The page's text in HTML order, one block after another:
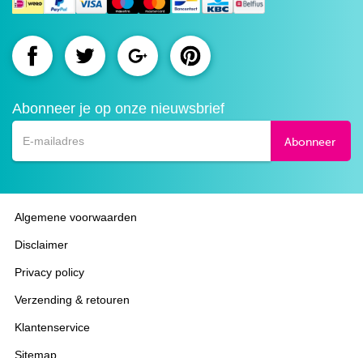
Route.nl
Facebook
Route.nlRoute.nlRoute.nl
Abonneer je op onze nieuwsbrief
Abonneer
Algemene voorwaarden
Disclaimer
Privacy policy
Verzending & retouren
Klantenservice
Sitemap